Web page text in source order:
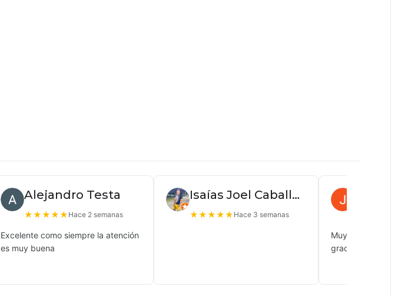
Alejandro Testa
★★★★★ Hace 2 semanas
Excelente como siempre la atención
es muy buena
Isaías Joel Caballero
★★★★★ Hace 3 semanas
Muy buena
gracias